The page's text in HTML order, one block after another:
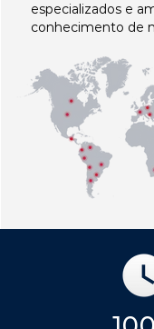
especializados e
conhecimento de